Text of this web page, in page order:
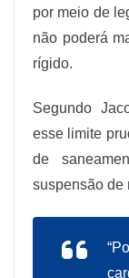
por meio de
não poderá
rígido.
Segundo
esse limite
de
suspensão de